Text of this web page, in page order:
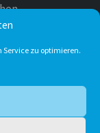
Service zu optimieren.